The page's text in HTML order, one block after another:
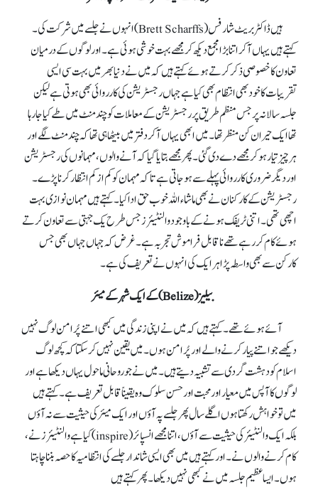
ہیں ڈاکٹر بریٹ شارفس (Brett Scharffs) انہوں نے جلسےمیں شرکت کی۔
کہتے ہیں یہاں آ کر اتنا بڑا مجمع دیکھ کر مجھے بہت خوشی ہوئی ہے۔ اور لوگوں کے درمیان
تعاون کا خصوصی ذکر کرتے ہوئے کہتے ہیں کہ میں نے دنیا بھر میں بہت سی ایسی
تقریبات کا خود بھی انتظام بھی کیا ہے جہاں رجسٹریشن کی کارروائی بھی ہوتی ہے لیکن
جلسہ سالانہ پر جس منظم طریق پر رجسٹریشن کے معاملات کو چند منٹ میں طے کیا جا رہا
تھا ایک حیران کن منظر تھا۔ میں ابھی یہاں آ کر دفتر میں بیٹھا ہی تھا کہ چند منٹ لگے اور
ہر چیز تیار ہو کر مجھے دے دی گئی۔ پھر مجھے بتایا گیا کہ آنے والوں، مہمانوں کی رجسٹریشن
اور دیگر ضروری کارروائی پہلے سے ہو جاتی ہے تا کہ مہمان کو کم از کم انتظار کرنا پڑے۔
رجسٹریشن کے کارکنان نے بھی ماشاء اللہ خوب حق ادا کیا۔ کہتے ہیں مہمان نوازی بہت
اچھی تھی۔ اتنی ٹریفک ہونے کے باوجود والنٹیئرز جس طرح یک جہتی سے تعاون کرتے
ہوئے کام کر رہے تھے ناقابل فراموش تجربہ ہے۔ غرض کہ جہاں جہاں بھی جس
کارکن سے بھی واسطہ پڑا ہر ایک کی انہوں نے تعریف کی ہے۔
بیلیز (Belize)کے ایک شہر کے میئر
آئے ہوئے تھے۔ کہتے ہیں کہ میں نے اپنی زندگی میں کبھی اتنے پُر امن لوگ نہیں
دیکھے جواتنے پیار کرنے والے اور پُرامن ہوں۔ میں یقین نہیں کر سکتا کہ کچھ لوگ
اسلام کو دہشت گردی سے تشبیہ دیتے ہیں۔ میں نے جو روحانی ماحول یہاں دیکھا ہے اور
لوگوں کا آپس میں معیار اور محبت اور حسن سلوک وہ یقیناً قابل تعریف ہے۔ کہتے ہیں
میں تو خواہش رکھتا ہوں اگلے سال پھر جلسےپہ آؤں اور ایک میئر کی حیثیت سے نہ آؤں
بلکہ ایک والنٹیئر کی حیثیت سے آؤں، اتنا مجھے انسپائر (inspire)کیا ہے والنٹیئرز نے،
کام کرنے والوں نے ۔ اور کہتے ہیں میں بھی ایسی شاندار جلسےکی انتظامیہ کا حصہ بننا چاہتا
ہوں۔ ایسا عظیم جلسہ میں نے کبھی نہیں دیکھا۔ پھر کہتے ہیں